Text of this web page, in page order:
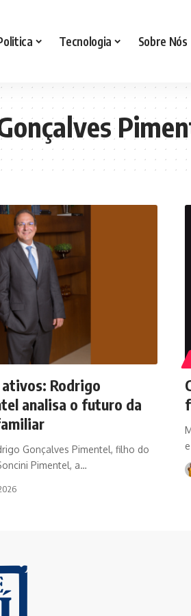
Tecnologia Sobre Nós
ativos: Rodrigo
analisa o futuro da
Gonçalves Pimentel, filho do
Pimentel, a…